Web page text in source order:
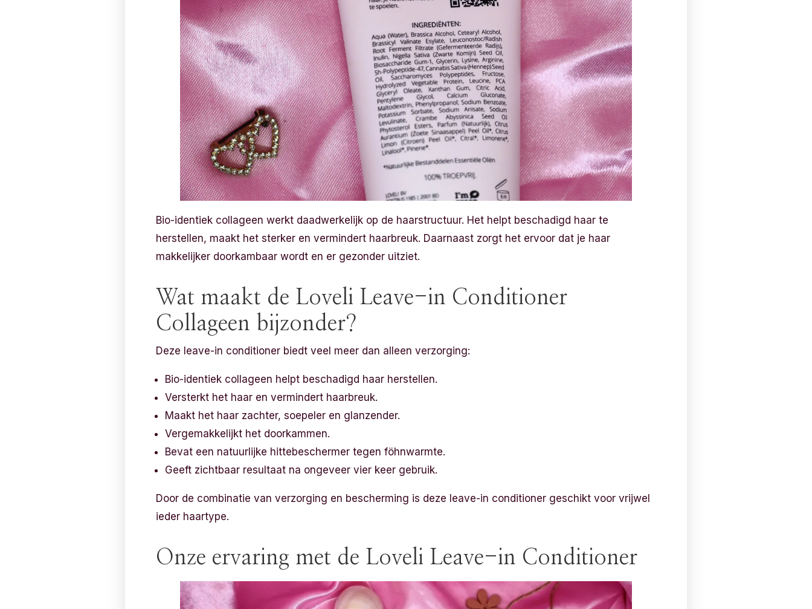
Bio-identiek collageen werkt daadwerkelijk op de haarstructuur. Het helpt beschadigd haar te
herstellen, maakt het sterker en vermindert haarbreuk. Daarnaast zorgt het ervoor dat je haar
makkelijker doorkambaar wordt en er gezonder uitziet.
Wat maakt de Loveli Leave-in Conditioner
Collageen bijzonder?
Deze leave-in conditioner biedt veel meer dan alleen verzorging:
Bio-identiek collageen helpt beschadigd haar herstellen.
Versterkt het haar en vermindert haarbreuk.
Maakt het haar zachter, soepeler en glanzender.
Vergemakkelijkt het doorkammen.
Bevat een natuurlijke hittebeschermer tegen föhnwarmte.
Geeft zichtbaar resultaat na ongeveer vier keer gebruik.
Door de combinatie van verzorging en bescherming is deze leave-in conditioner geschikt voor vrijwel
ieder haartype.
Onze ervaring met de Loveli Leave-in Conditioner